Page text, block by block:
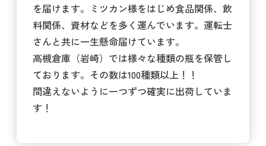
を届けます。ミツカン様をはじめ食品関係、飲
料関係、資材などを多く運んでいます。運転士
さんと共に一生懸命届けています。
高槻倉庫（岩崎）では様々な種類の瓶を保管し
ております。その数は100種類以上！！
間違えないように一つずつ確実に出荷していま
す！